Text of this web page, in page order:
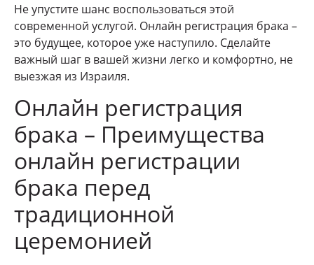
Не упустите шанс воспользоваться этой
современной услугой. Онлайн регистрация брака –
это будущее, которое уже наступило. Сделайте
важный шаг в вашей жизни легко и комфортно, не
выезжая из Израиля.
Онлайн регистрация
брака – Преимущества
онлайн регистрации
брака перед
традиционной
церемонией